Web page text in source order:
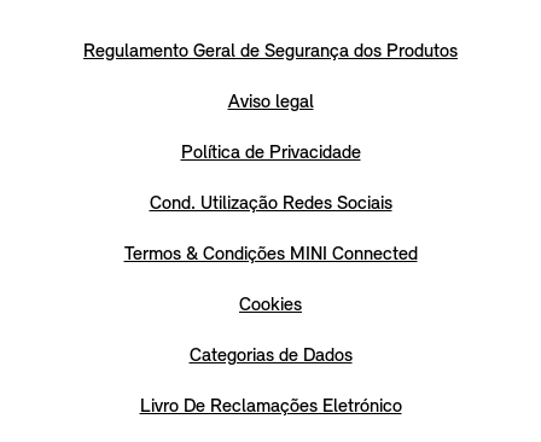
Regulamento Geral de Segurança dos Produtos
Aviso legal
Política de Privacidade
Cond. Utilização Redes Sociais
Termos & Condições MINI Connected
Cookies
Categorias de Dados
Livro De Reclamações Eletrónico